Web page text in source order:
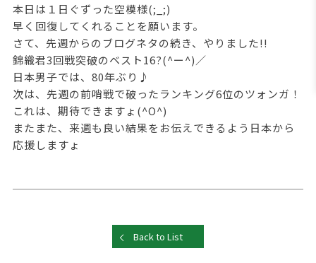
本日は１日ぐずった空模様(;_;)
早く回復してくれることを願います。
さて、先週からのブログネタの続き、やりました!!
錦織君3回戦突破のベスト16?(^ー^)／
日本男子では、80年ぶり♪
次は、先週の前哨戦で破ったランキング6位のツォンガ！
これは、期待できますょ(^O^)
またまた、来週も良い結果をお伝えできるよう日本から
応援しますょ
Back to List